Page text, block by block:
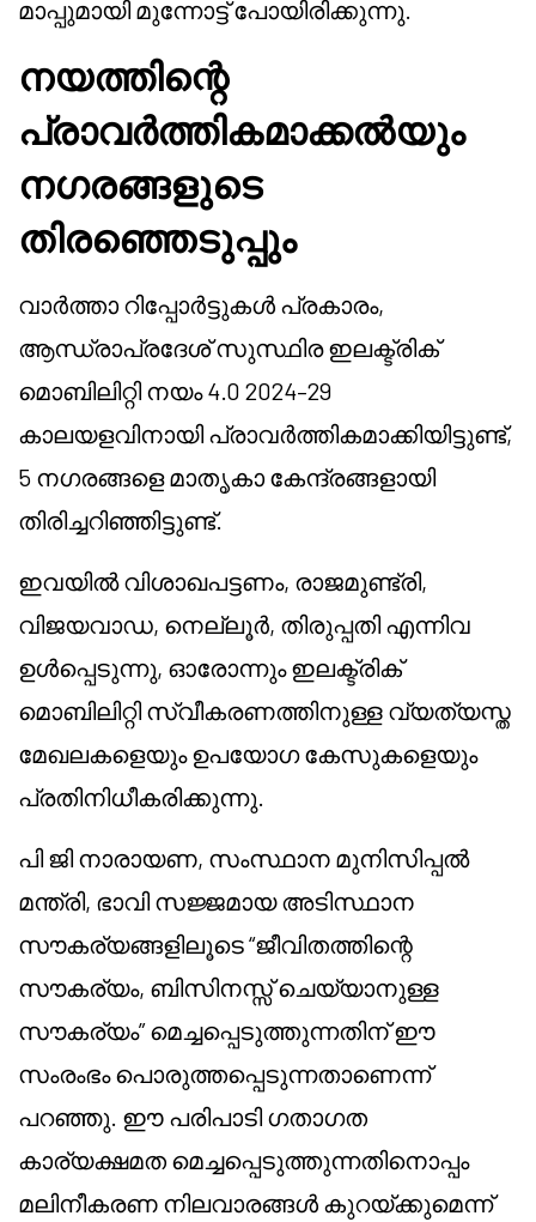
മാപ്പുമായി മുന്നോട്ട് പോയിരിക്കുന്നു.
നയത്തിന്റെ
പ്രാവർത്തികമാക്കൽയും
നഗരങ്ങളുടെ
തിരഞ്ഞെടുപ്പും
വാർത്താ റിപ്പോർട്ടുകൾ പ്രകാരം,
ആന്ധ്രാപ്രദേശ് സുസ്ഥിര ഇലക്ട്രിക്
മൊബിലിറ്റി നയം 4.0 2024–29
കാലയളവിനായി പ്രാവർത്തികമാക്കിയിട്ടുണ്ട്,
5 നഗരങ്ങളെ മാതൃകാ കേന്ദ്രങ്ങളായി
തിരിച്ചറിഞ്ഞിട്ടുണ്ട്.
ഇവയിൽ വിശാഖപട്ടണം, രാജമുണ്ട്രി,
വിജയവാഡ, നെല്ലൂർ, തിരുപ്പതി എന്നിവ
ഉൾപ്പെടുന്നു, ഓരോന്നും ഇലക്ട്രിക്
മൊബിലിറ്റി സ്വീകരണത്തിനുള്ള വ്യത്യസ്ത
മേഖലകളെയും ഉപയോഗ കേസുകളെയും
പ്രതിനിധീകരിക്കുന്നു.
പി ജി നാരായണ, സംസ്ഥാന മുനിസിപ്പൽ
മന്ത്രി, ഭാവി സജ്ജമായ അടിസ്ഥാന
സൗകര്യങ്ങളിലൂടെ “ജീവിതത്തിന്റെ
സൗകര്യം, ബിസിനസ്സ് ചെയ്യാനുള്ള
സൗകര്യം” മെച്ചപ്പെടുത്തുന്നതിന് ഈ
സംരംഭം പൊരുത്തപ്പെടുന്നതാണെന്ന്
പറഞ്ഞു. ഈ പരിപാടി ഗതാഗത
കാര്യക്ഷമത മെച്ചപ്പെടുത്തുന്നതിനൊപ്പം
മലിനീകരണ നിലവാരങ്ങൾ കുറയ്ക്കുമെന്ന്